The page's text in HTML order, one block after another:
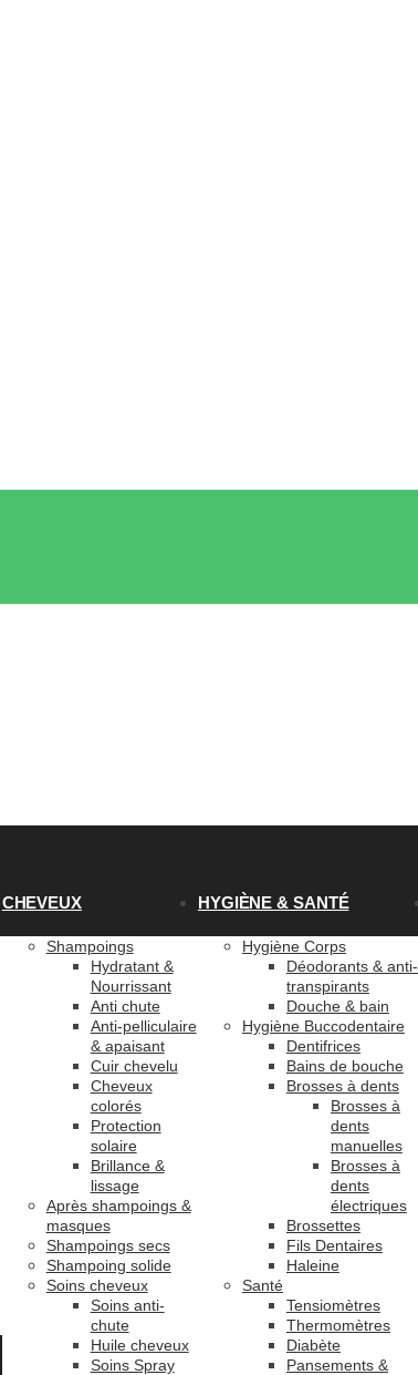
CHEVEUX
Shampoings
Hydratant &
Nourrissant
Anti chute
Anti-pelliculaire
& apaisant
Cuir chevelu
Cheveux
colorés
Protection
solaire
Brillance &
lissage
Après shampoings &
masques
Shampoings secs
Shampoing solide
Soins cheveux
Soins anti-
chute
Huile cheveux
Soins Spray
HYGIÈNE & SANTÉ
Hygiène Corps
Déodorants & anti-
transpirants
Douche & bain
Hygiène Buccodentaire
Dentifrices
Bains de bouche
Brosses à dents
Brosses à
dents
manuelles
Brosses à
dents
électriques
Brossettes
Fils Dentaires
Haleine
Santé
Tensiomètres
Thermomètres
Diabète
Pansements &